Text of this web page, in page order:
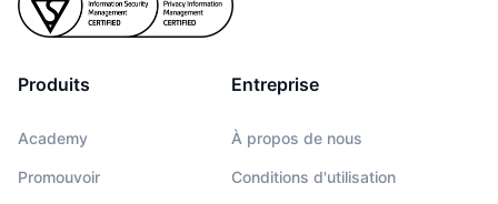
Produits
Academy
Promouvoir
Entreprise
À propos de nous
Conditions d'utilisation